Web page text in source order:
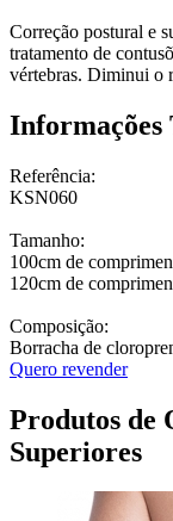
Correção postural e
tratamento de
vértebras. Diminui o
Informações
Referência:
KSN060
Tamanho:
100cm de
120cm de
Composição:
Borracha de
Quero revender
Produtos de
Superiores